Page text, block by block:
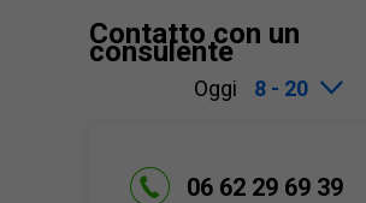
Contatto con un
consulente
Oggi 8 - 20
06 62 29 69 39